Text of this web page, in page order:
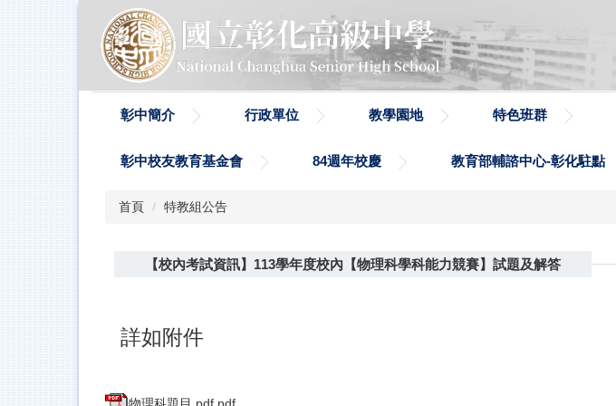
彰中簡介 行政單位 教學園地 特色班群
彰中校友教育基金會 84週年校慶 教育部輔諮中心-彰化駐點
首頁 特教組公告
【校內考試資訊】113學年度校內【物理科學科能力競賽】試題及解答
詳如附件